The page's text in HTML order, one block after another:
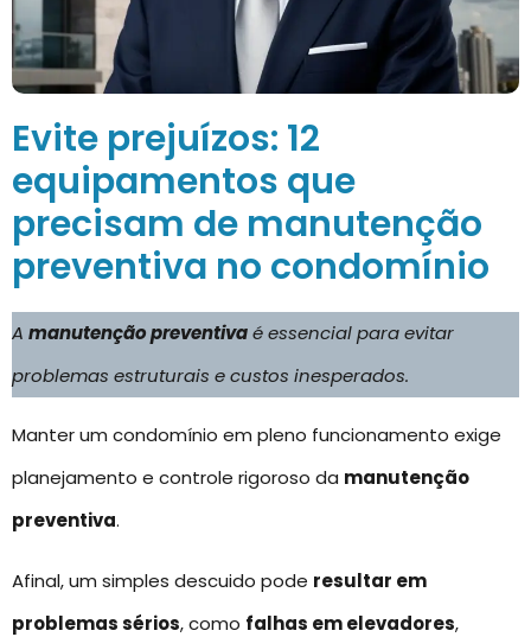
Evite prejuízos: 12
equipamentos que
precisam de manutenção
preventiva no condomínio
A manutenção preventivaé essencial para evitar
problemas estruturais e custos inesperados.
Manter um condomínio em pleno funcionamento exige
planejamento e controle rigoroso da manutenção
preventiva.
Afinal, um simples descuido pode resultar em
problemas sérios, como falhas em elevadores,